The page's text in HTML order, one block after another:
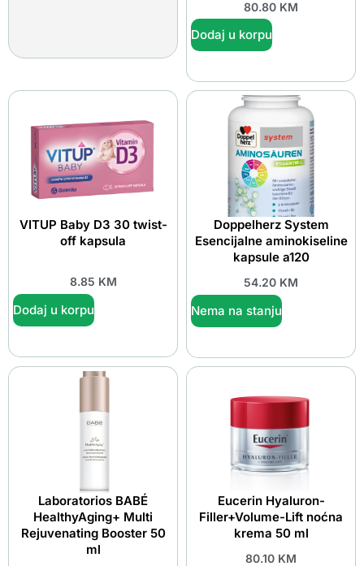
80.80 KM
Dodaj u korpu
VITUP Baby D3 30 twist-
off kapsula
8.85 KM
Dodaj u korpu
Doppelherz System
Esencijalne aminokiseline
kapsule a120
54.20 KM
Nema na stanju
Laboratorios BABÉ
HealthyAging+ Multi
Rejuvenating Booster 50
ml
Eucerin Hyaluron-
Filler+Volume-Lift noćna
krema 50 ml
80.10 KM